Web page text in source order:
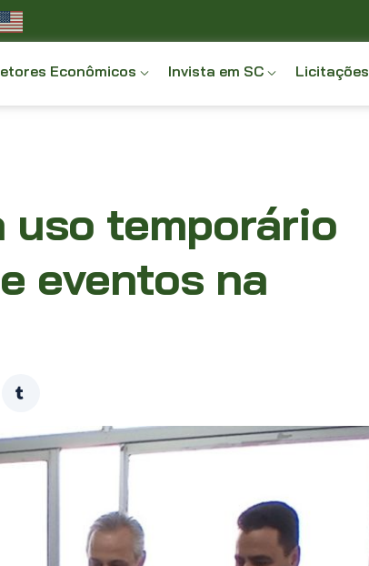
Econômicos Invista em SC Licitações
uso temporário
eventos na